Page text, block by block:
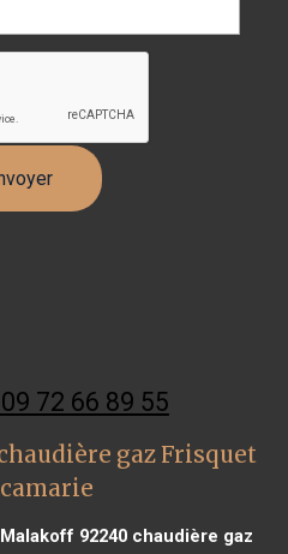
72 66 89 55
gaz Frisquet
92240 chaudière gaz